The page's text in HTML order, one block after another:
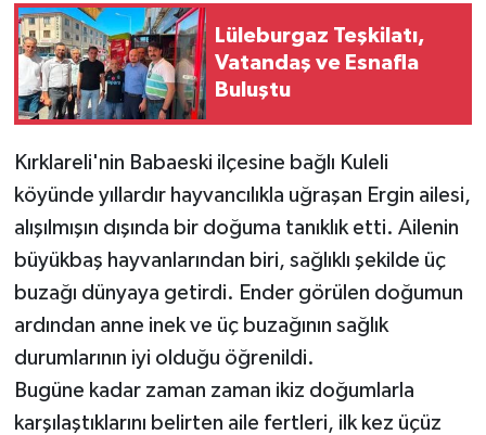
Lüleburgaz Teşkilatı,
Vatandaş ve Esnafla
Buluştu
Kırklareli'nin Babaeski ilçesine bağlı Kuleli
köyünde yıllardır hayvancılıkla uğraşan Ergin ailesi,
alışılmışın dışında bir doğuma tanıklık etti. Ailenin
büyükbaş hayvanlarından biri, sağlıklı şekilde üç
buzağı dünyaya getirdi. Ender görülen doğumun
ardından anne inek ve üç buzağının sağlık
durumlarının iyi olduğu öğrenildi.
Bugüne kadar zaman zaman ikiz doğumlarla
karşılaştıklarını belirten aile fertleri, ilk kez üçüz